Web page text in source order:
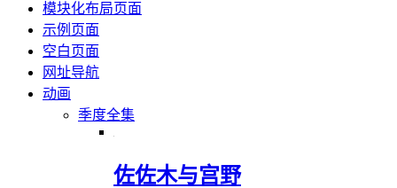
模块化布局页面
示例页面
空白页面
网址导航
动画
季度全集
佐佐木与宫野